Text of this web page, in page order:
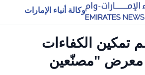
وكالة أنباء الإمارات
تمكين الكفاءات
معرض "مصنّعين